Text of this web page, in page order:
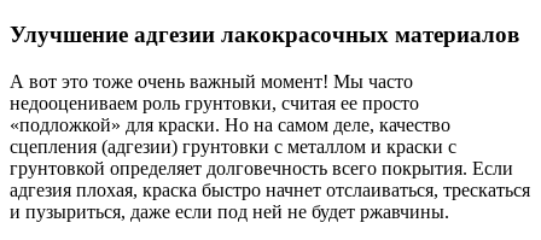
Улучшение адгезии лакокрасочных материалов
А вот это тоже очень важный момент! Мы часто
недооцениваем роль грунтовки, считая ее просто
«подложкой» для краски. Но на самом деле, качество
сцепления (адгезии) грунтовки с металлом и краски с
грунтовкой определяет долговечность всего покрытия. Если
адгезия плохая, краска быстро начнет отслаиваться, трескаться
и пузыриться, даже если под ней не будет ржавчины.